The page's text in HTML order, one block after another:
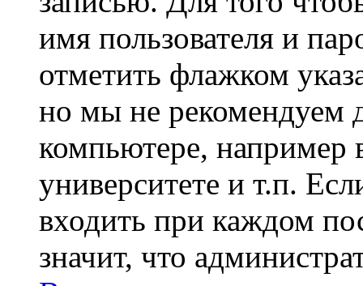
имя пользователя и
отметить флажком
но мы не рекомендуем
компьютере, например
университете и т.п.
входить при каждом
значит, что